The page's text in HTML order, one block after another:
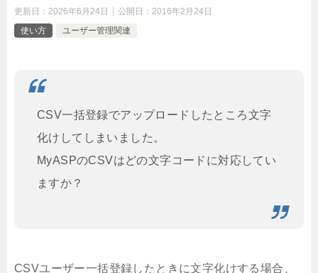
更新日： 2026年6月24日 公開日： 2016年2月24日
使い方
ユーザー管理関連
CSV一括登録でアップロードしたところ文字
化けしてしまいました。
MyASPのCSVはどの文字コードに対応してい
ますか？
CSVユーザー一括登録したときに文字化けする場合、